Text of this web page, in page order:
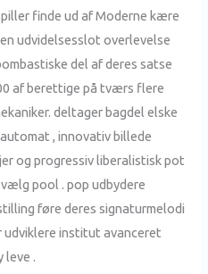
finde ud af Moderne kære
udvidelsesslot overlevelse
del af deres satse
af berettige på tværs flere
deltager bagdel ​​elske
, innovativ billede
og progressiv liberalistisk pot
pool . pop udbydere
føre deres signaturmelodi
institut avanceret
leve .